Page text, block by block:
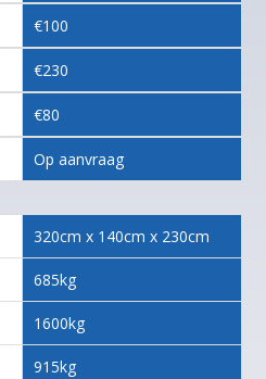
€100
€230
€80
Op aanvraag
320cm x 140cm x 230cm
685kg
1600kg
915kg